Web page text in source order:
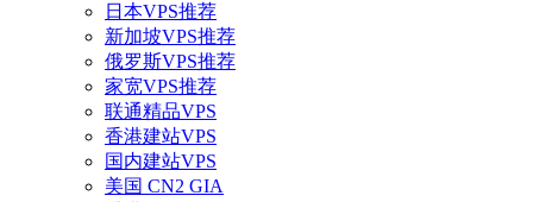
日本VPS推荐
新加坡VPS推荐
俄罗斯VPS推荐
家宽VPS推荐
联通精品VPS
香港建站VPS
国内建站VPS
美国 CN2 GIA